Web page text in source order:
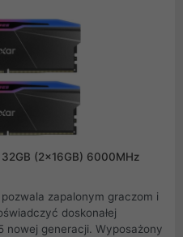
danych. Dzięki
prędkości i łatwości
nawet najbardziej
32GB (2x16GB) 6000MHz
pozwala zapalonym graczom i
doskonałej
nowej generacji. Wyposażony